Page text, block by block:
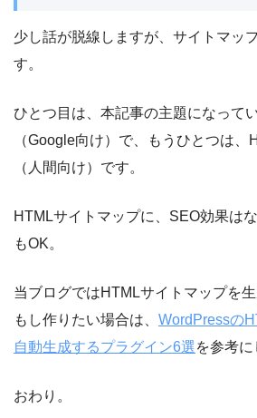
少し話が脱線しますが、サイトマッ
す。
ひとつ目は、本記事の主題になって
（Google向け）で、もうひとつは、
（人間向け）です。
HTMLサイトマップに、SEO効果は
もOK。
当ブログではHTMLサイトマップを生
もし作りたい場合は、 WordPressの
自動生成するプラグイン6選を参考に
おわり。